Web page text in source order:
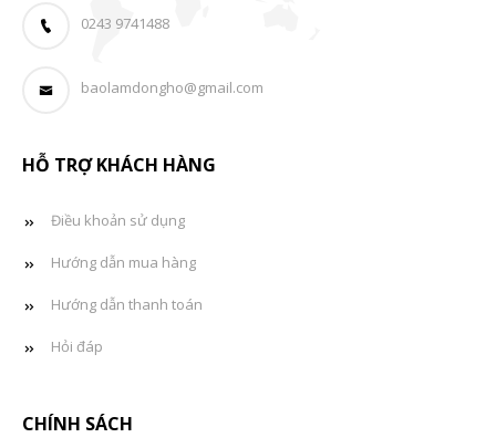
0243 9741488
baolamdongho@gmail.com
HỖ TRỢ KHÁCH HÀNG
Điều khoản sử dụng
Hướng dẫn mua hàng
Hướng dẫn thanh toán
Hỏi đáp
CHÍNH SÁCH